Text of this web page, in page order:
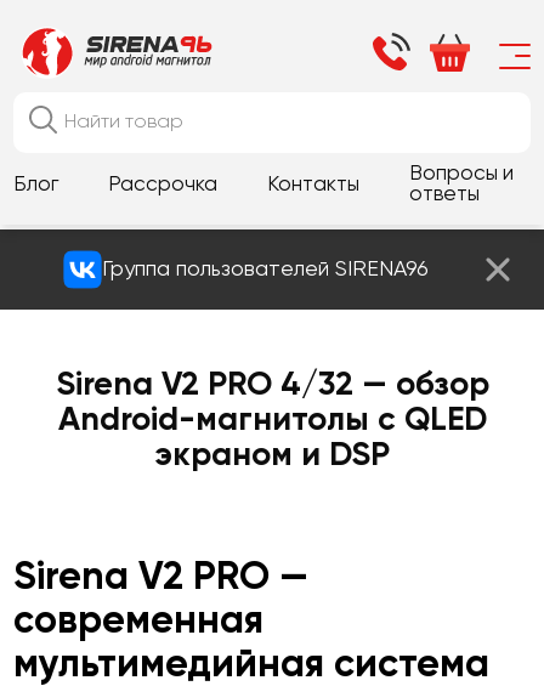
Блог Рассрочка Контакты
Вопросы и
ответы
Группа пользователей SIRENA96
Sirena V2 PRO 4/32 — обзор
Android-магнитолы с QLED
экраном и DSP
Sirena V2 PRO —
современная
мультимедийная система